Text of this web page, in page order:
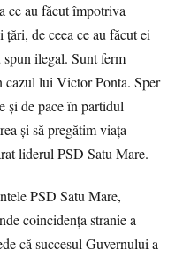
ce au făcut împotriva
de ceea ce au făcut ei
ilegal. Sunt ferm
cazul lui Victor Ponta. Sper
şi de pace în partidul
şi să pregătim viaţa
liderul PSD Satu Mare.
PSD Satu Mare,
coincidenţa stranie a
că succesul Guvernului a